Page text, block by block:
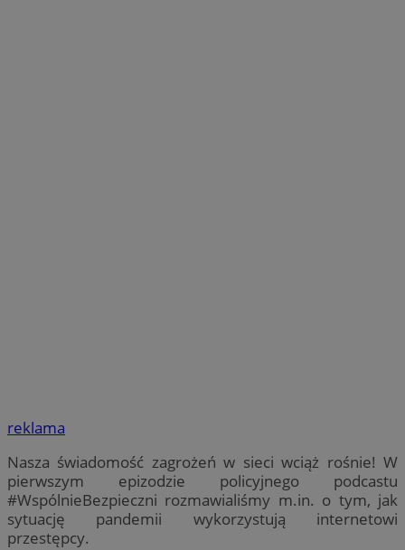
reklama
Nasza świadomość zagrożeń w sieci wciąż rośnie! W
pierwszym epizodzie policyjnego podcastu
#WspólnieBezpieczni rozmawialiśmy m.in. o tym, jak
sytuację pandemii wykorzystują internetowi
przestępcy.